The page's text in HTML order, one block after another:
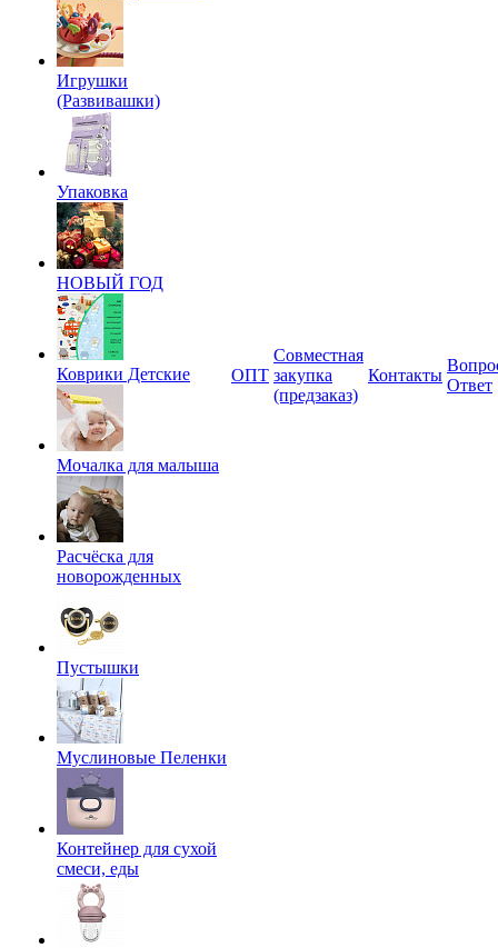
Игрушки
(Развивашки)
Упаковка
НОВЫЙ ГОД
Коврики Детские
Мочалка для малыша
Расчёска для
новорожденных
Пустышки
Муслиновые Пеленки
Контейнер для сухой
смеси, еды
ОПТ
Совместная
закупка
(предзаказ)
Контакты
Ответ